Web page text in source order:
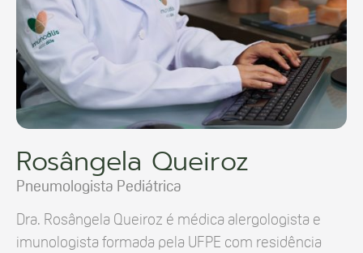
Rosângela Queiroz
Pneumologista Pediátrica
Dra. Rosângela Queiroz é médica alergologista e
imunologista formada pela UFPE com residência